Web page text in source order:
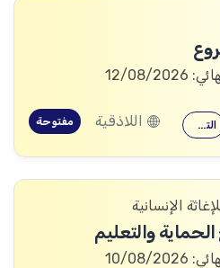
08/2026
التجارة اللاذقية مفتوحة
الإنسانية
والتعليم
08/2026